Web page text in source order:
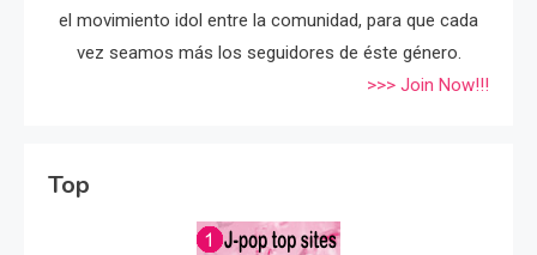
el movimiento idol entre la comunidad, para que cada
vez seamos más los seguidores de éste género.
>>> Join Now!!!
Top